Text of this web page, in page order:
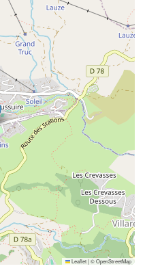
Leaflet|©OpenStreetMap